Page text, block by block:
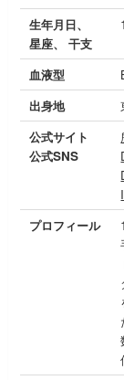
生年月日、
星座、 干支
血液型
出身地
公式サイト
公式SNS
プロフィール